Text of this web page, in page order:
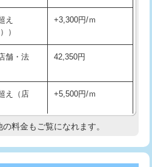
66,000円
まで） 27,500円
超え）
）
） 38,500円
38,500円
16,500円
3,300円
) 5,500円
バンド止
5,500円
え
）
+3,300円/ｍ
舗・法
42,350円
え（店
+5,500円/ｍ
現地調査
料金もご覧になれます。